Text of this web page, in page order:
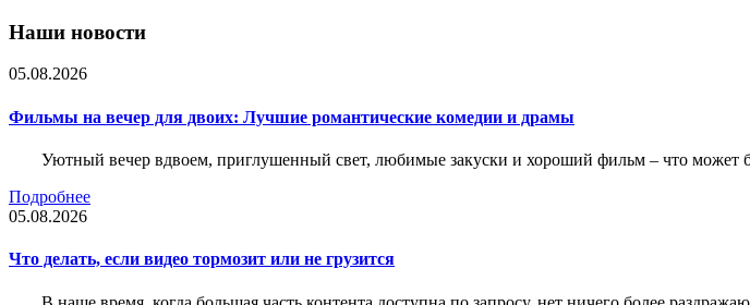
Наши новости
05.08.2026
Фильмы на вечер для двоих: Лучшие романтические комедии и драмы
Уютный вечер вдвоем, приглушенный свет, любимые закуски и хороший фильм – что может
Подробнее
05.08.2026
Что делать, если видео тормозит или не грузится